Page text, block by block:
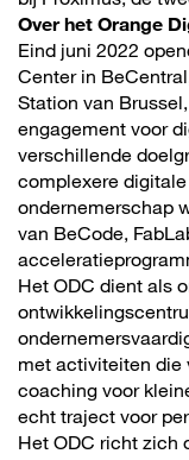
Over het Orange
Eind juni 2022
Center in
Station van
engagement voor
verschillende
complexere
ondernemerschap
van BeCode,
Het ODC dient als
met activiteiten die
coaching voor
echt traject voor
Het ODC richt zich